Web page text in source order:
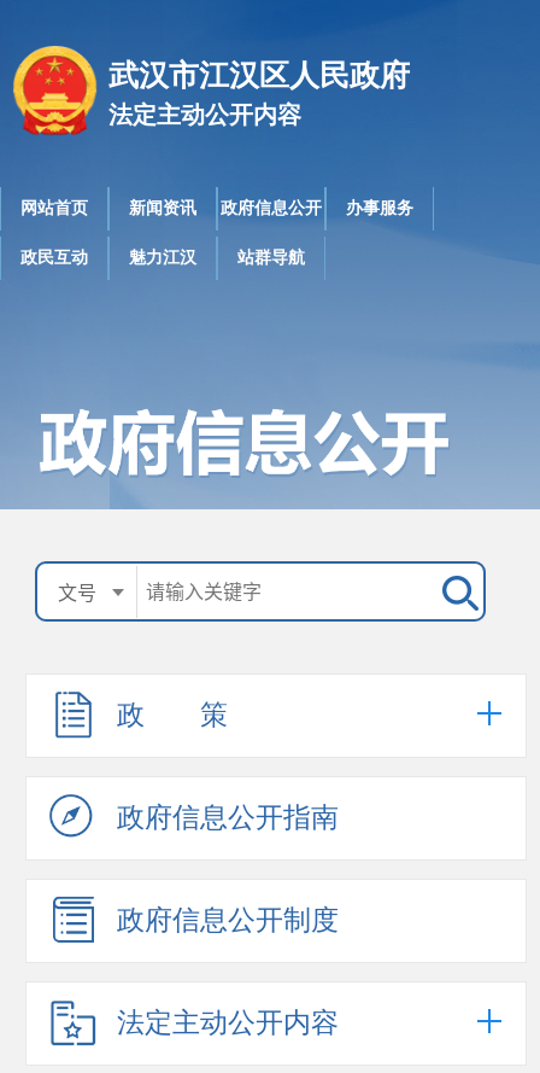
武汉市江汉区人民政府
法定主动公开内容
网站首页 新闻资讯 政府信息公开 办事服务
政民互动 魅力江汉 站群导航
政 策
政府信息公开指南
政府信息公开制度
法定主动公开内容